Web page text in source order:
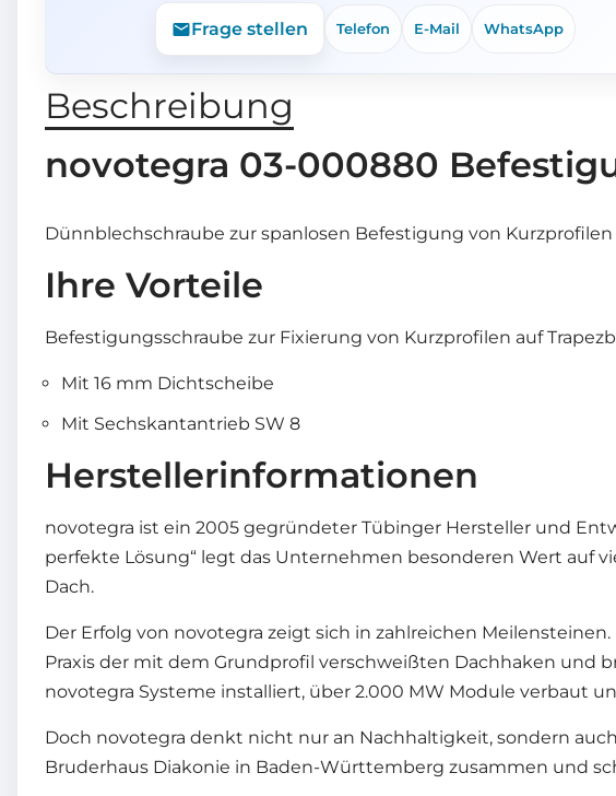
Frage stellen Telefon E-Mail WhatsApp
Beschreibung
novotegra 03-000880
Dünnblechschraube zur spanlosen Befestigung von
Ihre Vorteile
Befestigungsschraube zur Fixierung von Kurzprofilen auf
Mit 16 mm Dichtscheibe
Mit Sechskantantrieb SW 8
Herstellerinformationen
novotegra ist ein 2005 gegründeter Tübinger Hersteller und
perfekte Lösung“ legt das Unternehmen besonderen Wert auf
Dach.
Der Erfolg von novotegra zeigt sich in zahlreichen
Praxis der mit dem Grundprofil verschweißten Dachhaken und
novotegra Systeme installiert, über 2.000 MW Module verbaut
Doch novotegra denkt nicht nur an Nachhaltigkeit, sondern
Bruderhaus Diakonie in Baden-Württemberg zusammen und